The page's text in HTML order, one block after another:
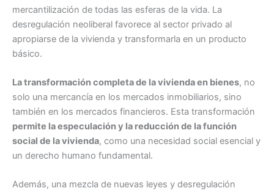
mercantilización de todas las esferas de la vida. La
desregulación neoliberal favorece al sector privado al
apropiarse de la vivienda y transformarla en un producto
básico.
La transformación completa de la vivienda en bienes, no
solo una mercancía en los mercados inmobiliarios, sino
también en los mercados financieros. Esta transformación
permite la especulación y la reducción de la función
social de la vivienda, como una necesidad social esencial y
un derecho humano fundamental.
Además, una mezcla de nuevas leyes y desregulación